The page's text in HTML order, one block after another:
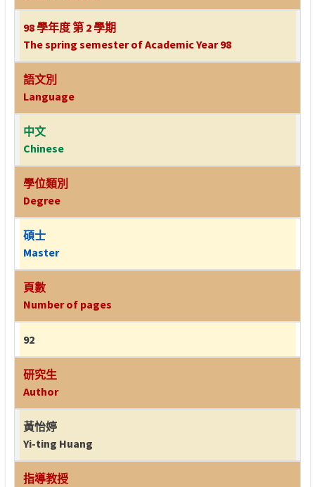
98 學年度 第 2 學期
The spring semester of Academic Year 98
語文別
Language
中文
Chinese
學位類別
Degree
碩士
Master
頁數
Number of pages
92
研究生
Author
黃怡婷
Yi-ting Huang
指導教授